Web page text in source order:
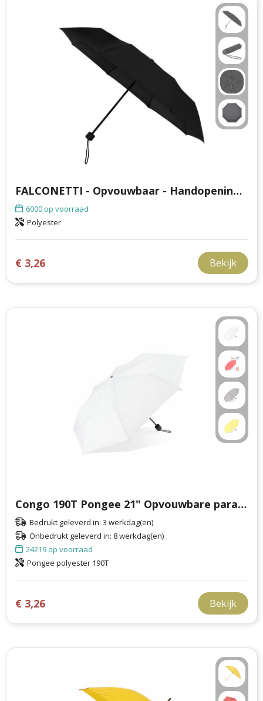
FALCONETTI - Opvouwbaar - Handopening - 90 cm
6000op voorraad
Polyester
€ 3,26 Bekijk
Congo 190T Pongee 21" Opvouwbare paraplu
Bedrukt geleverd in: 3 werkdag(en)
Onbedrukt geleverd in: 8 werkdag(en)
24219op voorraad
Pongee polyester 190T
€ 3,26 Bekijk